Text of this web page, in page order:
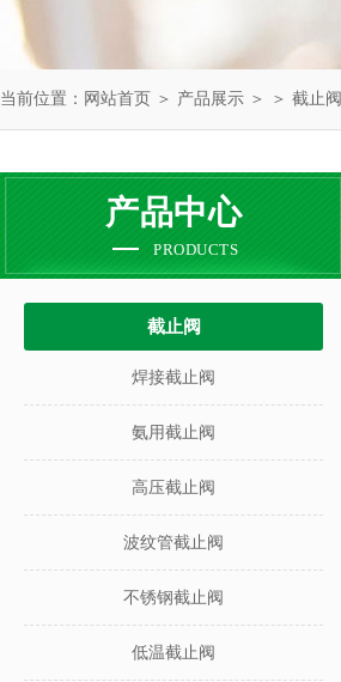
当前位置： 网站首页 ＞ 产品展示 ＞ ＞ 截止阀
产品中心
PRODUCTS
截止阀
焊接截止阀
氨用截止阀
高压截止阀
波纹管截止阀
不锈钢截止阀
低温截止阀